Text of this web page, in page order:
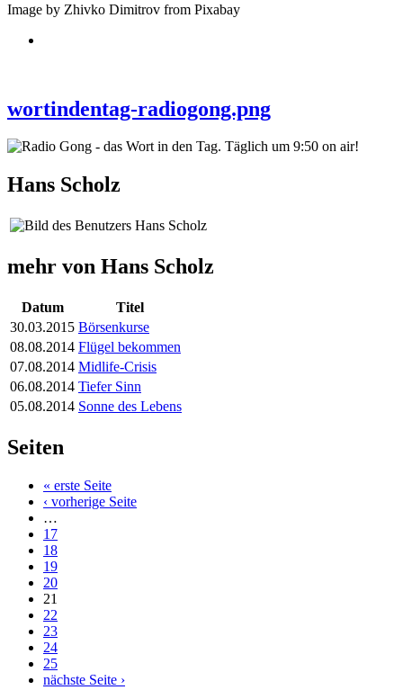
Image by Zhivko Dimitrov from Pixabay
wortindentag-radiogong.png
Hans Scholz
mehr von Hans Scholz
Datum
Titel
30.03.2015 Börsenkurse
08.08.2014 Flügel bekommen
07.08.2014 Midlife-Crisis
06.08.2014 Tiefer Sinn
05.08.2014 Sonne des Lebens
Seiten
« erste Seite
‹ vorherige Seite
…
17
18
19
20
21
22
23
24
25
nächste Seite ›